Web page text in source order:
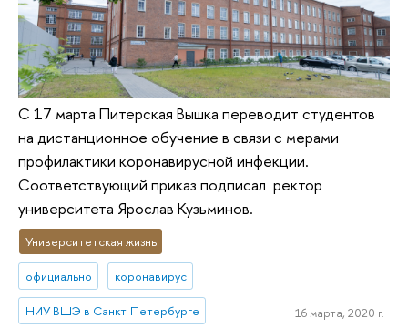
С 17 марта Питерская Вышка переводит студентов
на дистанционное обучение в связи с мерами
профилактики коронавирусной инфекции.
Соответствующий приказ подписал ректор
университета Ярослав Кузьминов.
Университетская жизнь
официально коронавирус
НИУ ВШЭ в Санкт-Петербурге 16 марта, 2020 г.